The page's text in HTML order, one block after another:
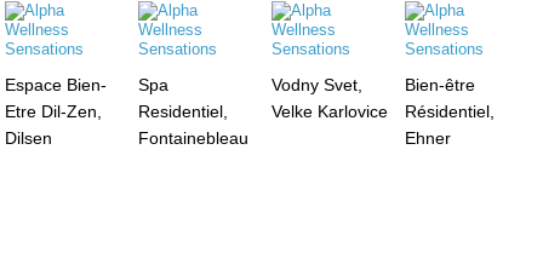
Espace Bien-
Etre Dil-Zen,
Dilsen
Spa
Residentiel,
Fontainebleau
Vodny Svet,
Velke Karlovice
Bien-être
Résidentiel,
Ehner